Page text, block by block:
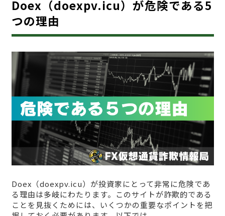
Doex（doexpv.icu）が危険である5
つの理由
Doex（doexpv.icu）が投資家にとって非常に危険であ
る理由は多岐にわたります。このサイトが詐欺的である
ことを見抜くためには、いくつかの重要なポイントを把